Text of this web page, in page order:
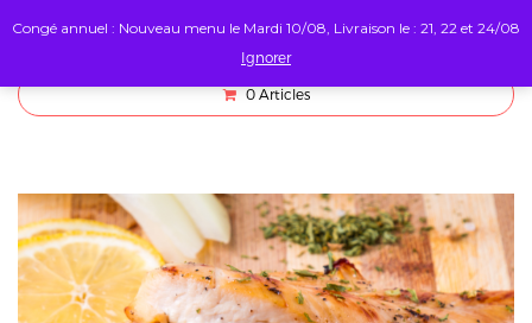
0 Articles
Congé annuel : Nouveau menu le Mardi 10/08, Livraison le : 21, 22 et 24/08
Ignorer